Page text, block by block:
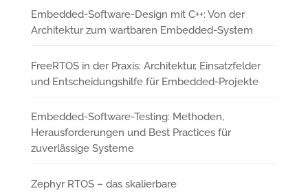
Embedded-Software-Design mit C++: Von der
Architektur zum wartbaren Embedded-System
FreeRTOS in der Praxis: Architektur, Einsatzfelder
und Entscheidungshilfe für Embedded-Projekte
Embedded-Software-Testing: Methoden,
Herausforderungen und Best Practices für
zuverlässige Systeme
Zephyr RTOS – das skalierbare